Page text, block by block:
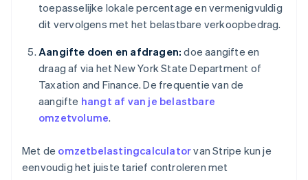
toepasselijke lokale percentage en vermenigvuldig
dit vervolgens met het belastbare verkoopbedrag.
Aangifte doen en afdragen: doe aangifte en
draag af via het New York State Department of
Taxation and Finance. De frequentie van de
aangifte hangt af van je belastbare
omzetvolume.
Met de omzetbelastingcalculatorvan Stripe kun je
eenvoudig het juiste tarief controleren met